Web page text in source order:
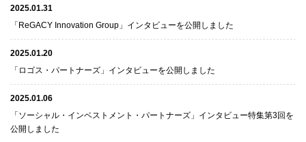
2025.01.31
「ReGACY Innovation Group」インタビューを公開しました
2025.01.20
「ロゴス・パートナーズ」インタビューを公開しました
2025.01.06
「ソーシャル・インベストメント・パートナーズ」インタビュー特集第3回を
公開しました